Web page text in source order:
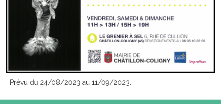
Prévu du 24/08/2023 au 11/09/2023.